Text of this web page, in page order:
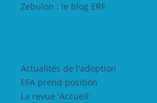
Zebulon : le blog ERF
Actualités de l'adoption
EFA prend position
La revue 'Accueil'